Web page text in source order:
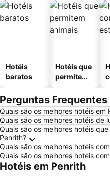
Hotéis
baratos
Hotéis que
permitem
Perguntas
Quais são os melhores hotéis em
Quais são os melhores hotéis de
Quais são os melhores hotéis
Penrith?
Quais são os melhores hotéis
Quais são os melhores hotéis
Hotéis em Penrith